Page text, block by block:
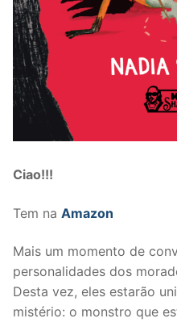
Ciao!!!
Tem na Amazon
Mais um momento de
personalidades dos
Desta vez, eles estarão
mistério: o monstro que